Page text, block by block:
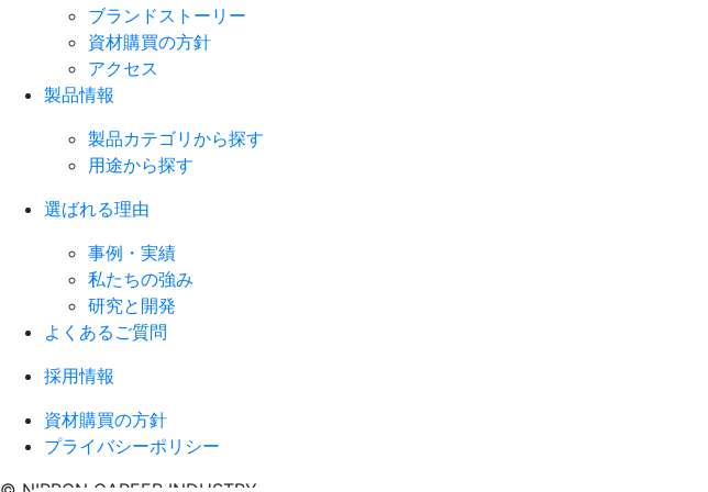
ブランドストーリー
資材購買の方針
アクセス
製品情報
製品カテゴリから探す
用途から探す
選ばれる理由
事例・実績
私たちの強み
研究と開発
よくあるご質問
採用情報
資材購買の方針
プライバシーポリシー